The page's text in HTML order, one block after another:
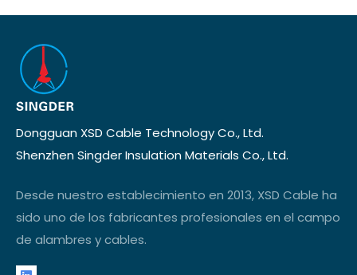
Dongguan XSD Cable Technology Co., Ltd.
Shenzhen Singder Insulation Materials Co., Ltd.
Desde nuestro establecimiento en 2013, XSD Cable ha
sido uno de los fabricantes profesionales en el campo
de alambres y cables.